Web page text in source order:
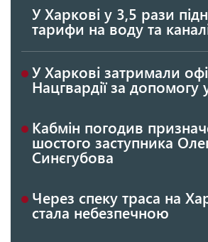
У Харкові у 3,5 рази
тарифи на воду та
У Харкові затримали
Нацгвардії за допомогу
Кабмін погодив
шостого заступника
Синєгубова
Через спеку траса на
стала небезпечною